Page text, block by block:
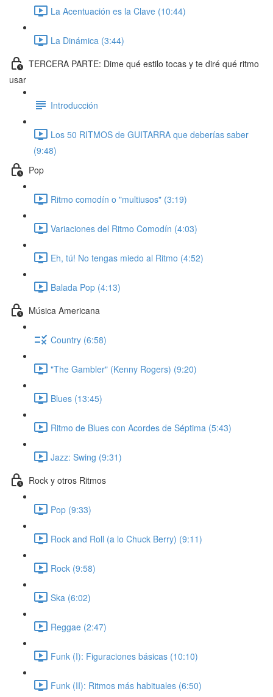
La Acentuación es la Clave (10:44)
La Dinámica (3:44)
TERCERA PARTE: Dime qué estilo tocas y te diré qué ritmo
usar
Introducción
Los 50 RITMOS de GUITARRA que deberías saber
(9:48)
Pop
Ritmo comodín o "multiusos" (3:19)
Variaciones del Ritmo Comodín (4:03)
Eh, tú! No tengas miedo al Ritmo (4:52)
Balada Pop (4:13)
Música Americana
Country (6:58)
"The Gambler" (Kenny Rogers) (9:20)
Blues (13:45)
Ritmo de Blues con Acordes de Séptima (5:43)
Jazz: Swing (9:31)
Rock y otros Ritmos
Pop (9:33)
Rock and Roll (a lo Chuck Berry) (9:11)
Rock (9:58)
Ska (6:02)
Reggae (2:47)
Funk (I): Figuraciones básicas (10:10)
Funk (II): Ritmos más habituales (6:50)